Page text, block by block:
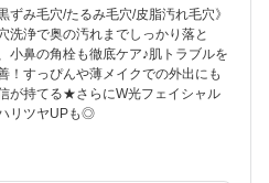
黒ずみ毛穴/たるみ毛穴/皮脂汚れ毛穴》
洗浄で奥の汚れまでしっかり落と
小鼻の角栓も徹底ケア♪肌トラブルを
！すっぴんや薄メイクでの外出にも
が持てる★さらにW光フェイシャル
リツヤUPも◎